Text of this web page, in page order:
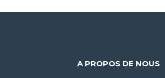
A PROPOS DE NOUS